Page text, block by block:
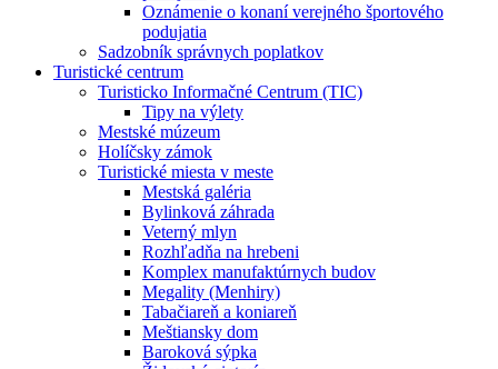
Oznámenie o konaní verejného športového
podujatia
Sadzobník správnych poplatkov
Turistické centrum
Turisticko Informačné Centrum (TIC)
Tipy na výlety
Mestské múzeum
Holíčsky zámok
Turistické miesta v meste
Mestská galéria
Bylinková záhrada
Veterný mlyn
Rozhľadňa na hrebeni
Komplex manufaktúrnych budov
Megality (Menhiry)
Tabačiareň a koniareň
Meštiansky dom
Baroková sýpka